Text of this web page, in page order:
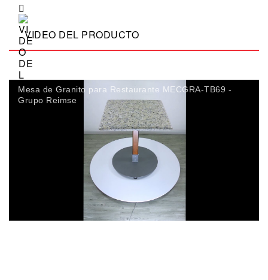
VIDEO DEL PRODUCTO
Mesa de Granito para Restaurante MECGRA-TB69 -
Grupo Reimse